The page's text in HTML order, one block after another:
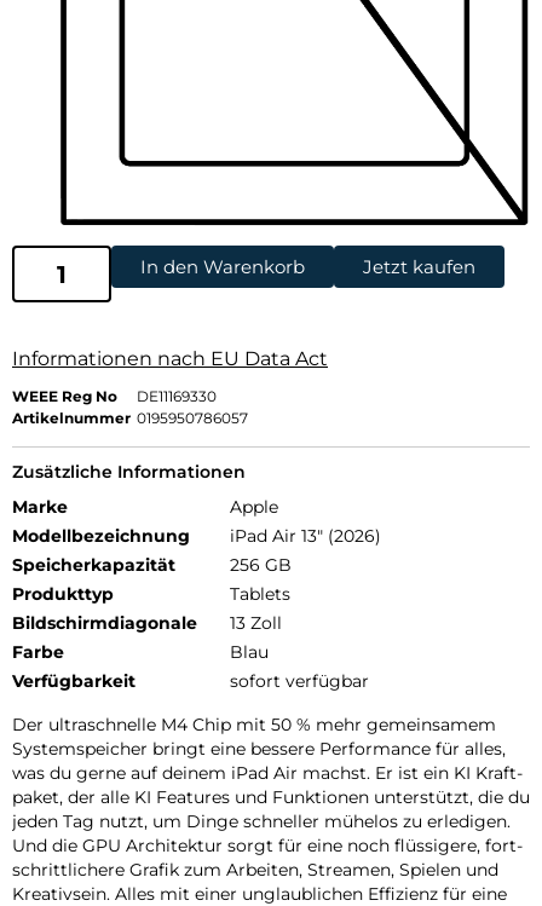
In den Warenkorb Jetzt kaufen
Informationen nach EU Data Act
WEEE Reg No
DE11169330
Artikelnummer 0195950786057
Zusätzliche Informationen
Marke
Apple
Modellbezeichnung
iPad Air 13" (2026)
Speicherkapazität
256 GB
Produkttyp
Tablets
Bildschirmdiagonale
13 Zoll
Farbe
Blau
Verfügbarkeit
sofort verfügbar
Der ultra­schnelle M4 Chip mit 50 % mehr gemein­samem
Systemspeicher bringt eine bessere Per­for­mance für alles,
was du gerne auf deinem iPad Air machst. Er ist ein KI Kraft­
paket, der alle KI Features und Funk­tionen unter­stützt, die du
jeden Tag nutzt, um Dinge schneller mühelos zu erle­digen.
Und die GPU Archi­tektur sorgt für eine noch flüssigere, fort­
schritt­lichere Grafik zum Arbeiten, Streamen, Spielen und
Kreativ­sein. Alles mit einer unglaub­lichen Effizienz für eine